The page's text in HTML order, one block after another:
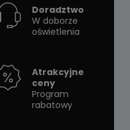
Doradztwo
W doborze
oświetlenia
Atrakcyjne
ceny
Program
rabatowy